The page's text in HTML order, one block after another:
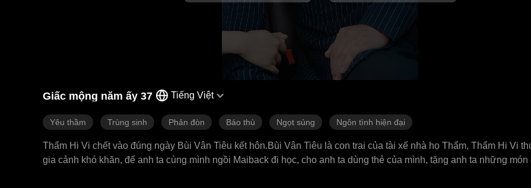
Giấc mộng năm ấy 37 Tiếng Việt
Yêu thầm Trùng sinh Phản đòn Báo thù Ngọt sủng Ngôn tình hiện đại
Thẩm Hi Vi chết vào đúng ngày Bùi Vân Tiêu kết hôn.Bùi Vân Tiêu là con trai của tài xế nhà họ Thẩm, Thẩm Hi Vi
gia cảnh khó khăn, để anh ta cùng mình ngồi Maiback đi học, cho anh ta dùng thẻ của mình, tặng anh ta những món